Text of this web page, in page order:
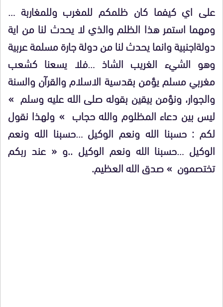
على اي كيفما كان ظلمكم للمغرب وللمغاربة …
ومهما استمر هذا الظلم والذي لا يحدث لنا من اية
دولةاجنبية وانما يحدث لنا من دولة جارة مسلمة عربية
وهو الشيء الغريب الشاذ …فلا يسعنا كشعب
مغربي مسلم يؤمن بقدسية الاسلام والقرآن والسنة
والجوار، ونؤمن بيقين بقوله صلى الله عليه وسلم »
ليس بين دعاء المظلوم والله حجاب » ولهذا نقول
لكم : حسبنا الله ونعم الوكيل …حسبنا الله ونعم
الوكيل …حسبنا الله ونعم الوكيل ..و « عند ربكم
تختصمون » صدق الله العظيم.